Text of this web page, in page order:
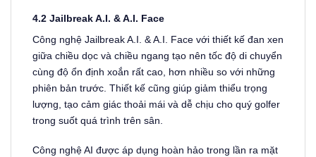
4.2 Jailbreak A.I. & A.I. Face
Công nghệ Jailbreak A.I. & A.I. Face với thiết kế đan xen
giữa chiều dọc và chiều ngang tạo nên tốc độ di chuyển
cùng độ ổn định xoắn rất cao, hơn nhiều so với những
phiên bản trước. Thiết kế cũng giúp giảm thiểu trọng
lượng, tạo cảm giác thoải mái và dễ chịu cho quý golfer
trong suốt quá trình trên sân.
Công nghệ AI được áp dụng hoàn hảo trong lần ra mặt